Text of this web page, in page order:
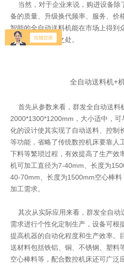
当然，对于企业来说，购进设备除
备的质量、升级换代频率、服务、价
智能的全自动送料机能在市场上得到
些方面也有过人之处。
全自动送料
首先从参数来看，群发全自动送料
2000*1300*1200mm，大小适中，可
化的设计使其实现了自动送料、控制
等功能，省略了传统数控机床要靠人
下料等繁琐过程，有效提高了生产效
机可加工直径为7-40mm、长度为
40-70mm、长度为1500mm空心棒
加工需求。
其次从实际应用来看，群发全自动
需求进行个性化定制生产，设备可根
提高机器的自动化程度和生产效率。
送材料包括铁铝、铜、不锈钢、塑料
空心棒料等，配合数控机床还可广泛